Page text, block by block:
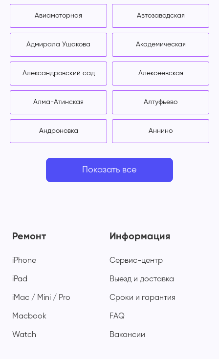
Авиамоторная Автозаводская
Адмирала Ушакова Академическая
Александровский сад Алексеевская
Алма-Атинская Алтуфьево
Андроновка Аннино
Показать все
Ремонт
iPhone
iPad
iMac / Mini / Pro
Macbook
Watch
Информация
Сервис-центр
Выезд и доставка
Сроки и гарантия
FAQ
Вакансии